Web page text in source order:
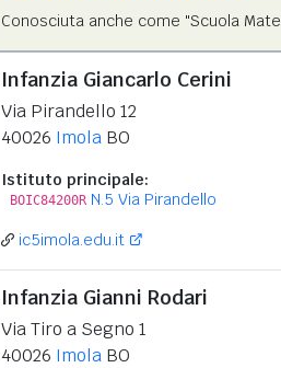
Conosciuta anche come "Scuola
Infanzia Giancarlo Cerini
Via Pirandello 12
40026 Imola BO
Istituto principale:
BOIC84200R N.5 Via Pirandello
ic5imola.edu.it
Infanzia Gianni Rodari
Via Tiro a Segno 1
40026 Imola BO